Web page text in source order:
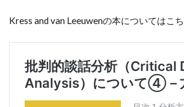
Kress and van Leeuwenの本についてはこ